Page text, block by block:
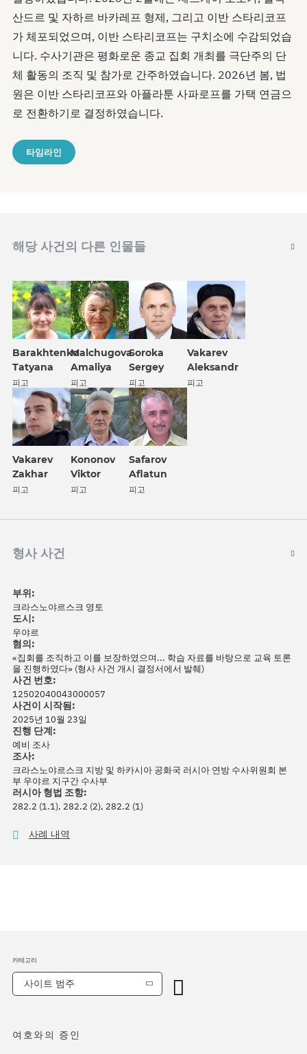
산드르 및 자하르 바카레프 형제, 그리고 이반 스타리코프
가 체포되었으며, 이반 스타리코프는 구치소에 수감되었습
니다. 수사기관은 평화로운 종교 집회 개최를 극단주의 단
체 활동의 조직 및 참가로 간주하였습니다. 2026년 봄, 법
원은 이반 스타리코프와 아플라툰 사파로프를 가택 연금으
로 전환하기로 결정하였습니다.
타임라인
해당 사건의 다른 인물들
Barakhtenko
Tatyana
피고
Malchugova
Amaliya
피고
Soroka
Sergey
피고
Vakarev
Aleksandr
피고
Vakarev
Zakhar
피고
Kononov
Viktor
피고
Safarov
Aflatun
피고
형사 사건
부위:
크라스노야르스크 영토
도시:
우야르
혐의:
«집회를 조직하고 이를 보장하였으며... 학습 자료를 바탕으로 교육 토론
을 진행하였다» (형사 사건 개시 결정서에서 발췌)
사건 번호:
12502040043000057
사건이 시작됨:
2025년 10월 23일
진행 단계:
예비 조사
조사:
크라스노야르스크 지방 및 하카시아 공화국 러시아 연방 수사위원회 본
부 우야르 지구간 수사부
러시아 형법 조항:
282.2 (1.1), 282.2 (2), 282.2 (1)
사례 내역
여호와의 증인
카테고리
사이트 범주